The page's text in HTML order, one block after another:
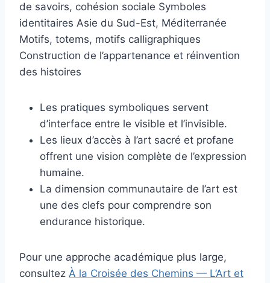
de savoirs, cohésion sociale Symboles
identitaires Asie du Sud-Est, Méditerranée
Motifs, totems, motifs calligraphiques
Construction de l’appartenance et réinvention
des histoires
Les pratiques symboliques servent
d’interface entre le visible et l’invisible.
Les lieux d’accès à l’art sacré et profane
offrent une vision complète de l’expression
humaine.
La dimension communautaire de l’art est
une des clefs pour comprendre son
endurance historique.
Pour une approche académique plus large,
consultez À la Croisée des Chemins — L’Art et